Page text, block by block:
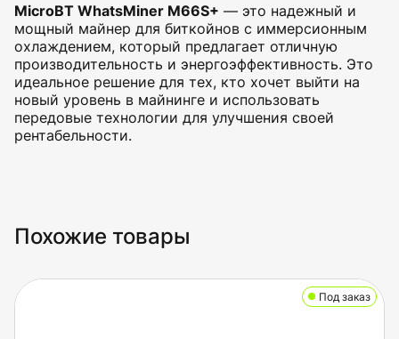
MicroBT WhatsMiner M66S+ — это надежный и
мощный майнер для биткойнов с иммерсионным
охлаждением, который предлагает отличную
производительность и энергоэффективность. Это
идеальное решение для тех, кто хочет выйти на
новый уровень в майнинге и использовать
передовые технологии для улучшения своей
рентабельности.
Похожие товары
Под заказ